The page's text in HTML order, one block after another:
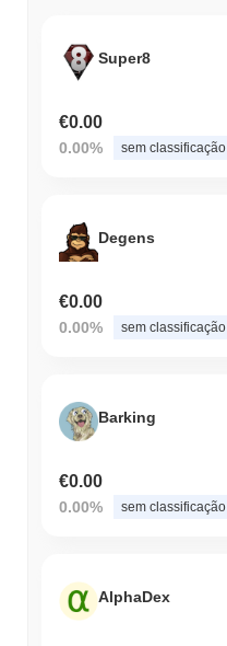
Super8
€0.00
0.00% sem classificação
Degens
€0.00
0.00% sem classificação
Barking
€0.00
0.00% sem classificação
AlphaDex